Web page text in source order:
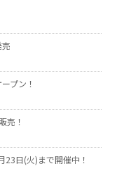
プン！
売！
23日(火)まで開催中！